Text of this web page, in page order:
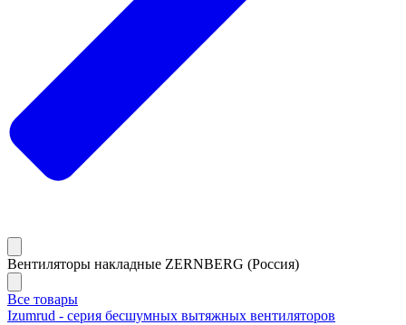
Вентиляторы накладные ZERNBERG (Россия)
Все товары
Izumrud - серия бесшумных вытяжных вентиляторов